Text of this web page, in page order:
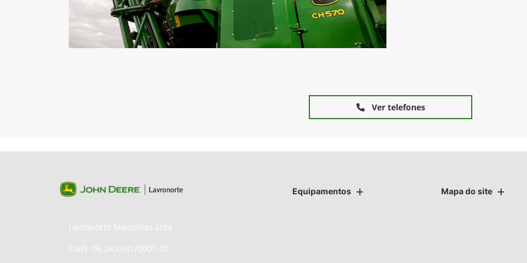
Ver telefones
Equipamentos Mapa do site
Lavronorte Máquinas Ltda
CNPJ: 05.283.031/0001-10